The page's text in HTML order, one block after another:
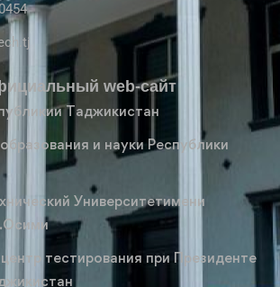
web-сайт
Таджикистан
и науки Республики
Университетимени
тестирования при Президенте